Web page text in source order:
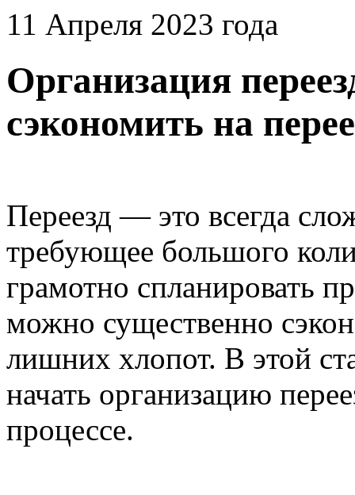
11 Апреля 2023 года
Организация
сэкономить на
Переезд — это всегда
требующее большого
грамотно спланировать
можно существенно
лишних хлопот. В этой
начать организацию
процессе.